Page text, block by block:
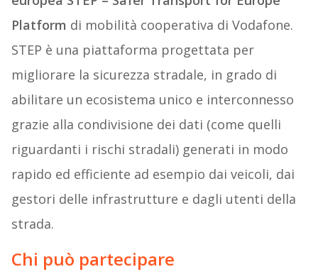
Platform di mobilità cooperativa di Vodafone.
STEP è una piattaforma progettata per
migliorare la sicurezza stradale, in grado di
abilitare un ecosistema unico e interconnesso
grazie alla condivisione dei dati (come quelli
riguardanti i rischi stradali) generati in modo
rapido ed efficiente ad esempio dai veicoli, dai
gestori delle infrastrutture e dagli utenti della
strada.
Chi può partecipare